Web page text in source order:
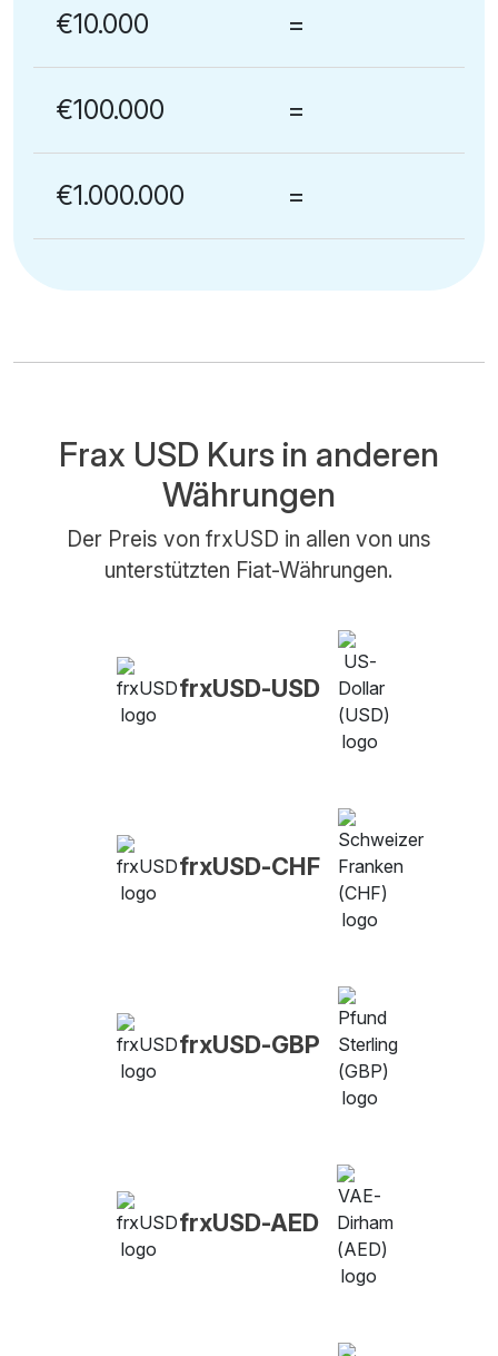
€10.000 =
€100.000 =
€1.000.000 =
Frax USD Kurs in anderen
Währungen
Der Preis von frxUSD in allen von uns
unterstützten Fiat-Währungen.
frxUSD-USD
frxUSD-CHF
frxUSD-GBP
frxUSD-AED